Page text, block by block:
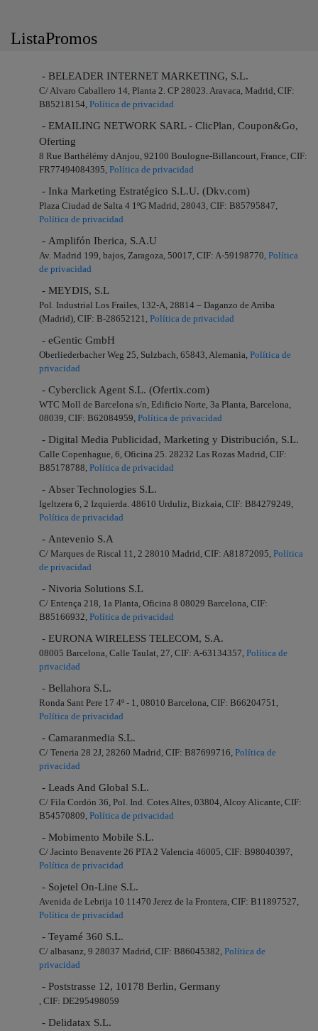
ListaPromos
- BELEADER INTERNET MARKETING, S.L.
C/ Alvaro Caballero 14, Planta 2. CP 28023. Aravaca, Madrid, CIF:
B85218154, Política de privacidad
- EMAILING NETWORK SARL - ClicPlan, Coupon&Go,
Oferting
8 Rue Barthélémy dAnjou, 92100 Boulogne-Billancourt, France, CIF:
FR77494084395, Política de privacidad
- Inka Marketing Estratégico S.L.U. (Dkv.com)
Plaza Ciudad de Salta 4 1ºG Madrid, 28043, CIF: B85795847,
Política de privacidad
- Amplifón Iberica, S.A.U
Av. Madrid 199, bajos, Zaragoza, 50017, CIF: A-59198770, Política
de privacidad
- MEYDIS, S.L
Pol. Industrial Los Frailes, 132-A, 28814 – Daganzo de Arriba
(Madrid), CIF: B-28652121, Política de privacidad
- eGentic GmbH
Oberliederbacher Weg 25, Sulzbach, 65843, Alemania, Política de
privacidad
- Cyberclick Agent S.L. (Ofertix.com)
WTC Moll de Barcelona s/n, Edificio Norte, 3a Planta, Barcelona,
08039, CIF: B62084959, Política de privacidad
- Digital Media Publicidad, Marketing y Distribución, S.L.
Calle Copenhague, 6, Oficina 25. 28232 Las Rozas Madrid, CIF:
B85178788, Política de privacidad
- Abser Technologies S.L.
Igeltzera 6, 2 Izquierda. 48610 Urduliz, Bizkaia, CIF: B84279249,
Política de privacidad
- Antevenio S.A
C/ Marques de Riscal 11, 2 28010 Madrid, CIF: A81872095, Política
de privacidad
- Nivoria Solutions S.L
C/ Entença 218, 1a Planta, Oficina 8 08029 Barcelona, CIF:
B85166932, Política de privacidad
- EURONA WIRELESS TELECOM, S.A.
08005 Barcelona, Calle Taulat, 27, CIF: A-63134357, Política de
privacidad
- Bellahora S.L.
Ronda Sant Pere 17 4º - 1, 08010 Barcelona, CIF: B66204751,
Política de privacidad
- Camaranmedia S.L.
C/ Teneria 28 2J, 28260 Madrid, CIF: B87699716, Política de
privacidad
- Leads And Global S.L.
C/ Fila Cordón 36, Pol. Ind. Cotes Altes, 03804, Alcoy Alicante, CIF:
B54570809, Política de privacidad
- Mobimento Mobile S.L.
C/ Jacinto Benavente 26 PTA 2 Valencia 46005, CIF: B98040397,
Política de privacidad
- Sojetel On-Line S.L.
Avenida de Lebrija 10 11470 Jerez de la Frontera, CIF: B11897527,
Política de privacidad
- Teyamé 360 S.L.
C/ albasanz, 9 28037 Madrid, CIF: B86045382, Política de
privacidad
- Poststrasse 12, 10178 Berlin, Germany
, CIF: DE295498059
- Delidatax S.L.